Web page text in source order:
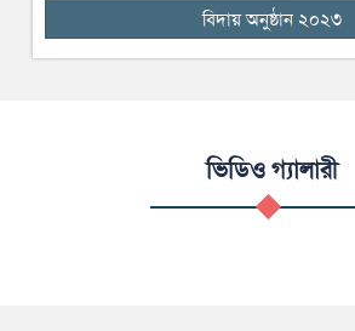
বিদায় অনুষ্ঠান ২০২৩
ভিডিও গ্যালারী